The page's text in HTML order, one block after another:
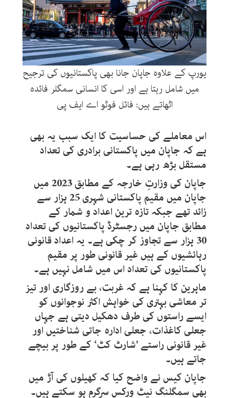
یورپ کے علاوہ جاپان جانا بھی پاکستانیوں کی ترجیح
میں شامل رہتا ہے اور اسی کا انسانی سمگلر فائدہ
اٹھاتے ہیں: فائل فوٹو اے ایف پی
اس معاملے کی حساسیت کا ایک سبب یہ بھی
ہے کہ جاپان میں پاکستانی برادری کی تعداد
مستقل بڑھ رہی ہے۔
جاپان کی وزارتِ خارجہ کے مطابق 2023 میں
جاپان میں مقیم پاکستانی شہری 25 ہزار سے
زائد تھے جبکہ تازہ ترین اعداد و شمار کے
مطابق جاپان میں رجسٹرڈ پاکستانیوں کی تعداد
30 ہزار سے تجاوز کر چکی ہے۔ یہ اعداد قانونی
رہائشیوں کے ہیں غیر قانونی طور پر مقیم
پاکستانیوں کی تعداد اس میں شامل نہیں ہے۔
ماہرین کا کہنا ہے کہ غربت، بے روزگاری اور تیز
تر معاشی بہتری کی خواہش اکثر نوجوانوں کو
ایسے راستوں کی طرف دھکیل دیتی ہے جہاں
جعلی کاغذات، جعلی ادارہ جاتی شناختیں اور
غیر قانونی راستے ’شارٹ کٹ‘ کے طور پر بیچے
جاتے ہیں۔
جاپان کیس نے واضح کیا کہ کھیلوں کی آڑ میں
بھی سمگلنگ نیٹ ورکس سرگرم ہو سکتے ہیں۔